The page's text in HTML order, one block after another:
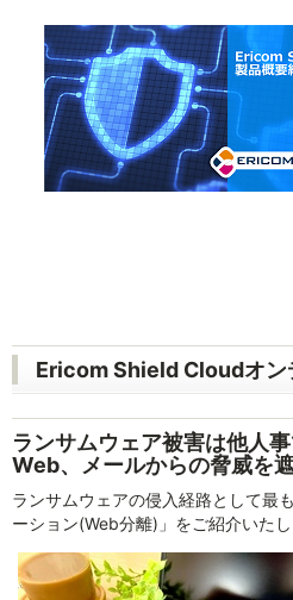
Ericom Shield Cloudオン
ランサムウェア被害は他人
Web、メールからの脅威を
ランサムウェアの侵入経路として最
ーション(Web分離)」をご紹介いた